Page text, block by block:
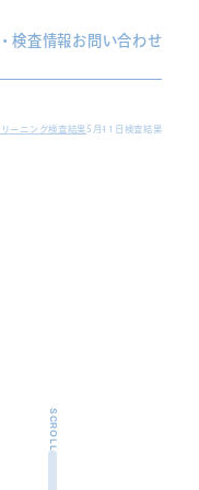
検査情報お問い合わせ
ーニング検査結果 5月11日検査結果
SCROLL